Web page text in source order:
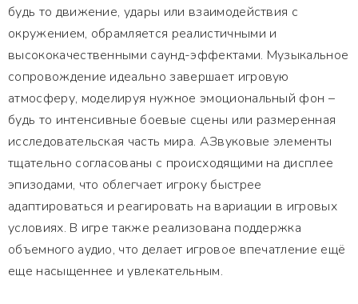
будь то движение, удары или взаимодействия с
окружением, обрамляется реалистичными и
высококачественными саунд-эффектами. Музыкальное
сопровождение идеально завершает игровую
атмосферу, моделируя нужное эмоциональный фон –
будь то интенсивные боевые сцены или размеренная
исследовательская часть мира. АЗвуковые элементы
тщательно согласованы с происходящими на дисплее
эпизодами, что облегчает игроку быстрее
адаптироваться и реагировать на вариации в игровых
условиях. В игре также реализована поддержка
объемного аудио, что делает игровое впечатление ещё
еще насыщеннее и увлекательным.